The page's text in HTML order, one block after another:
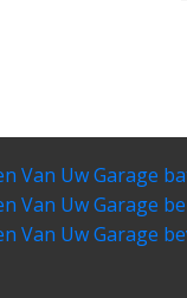
Van Uw Garage
Van Uw Garage
Van Uw Garage